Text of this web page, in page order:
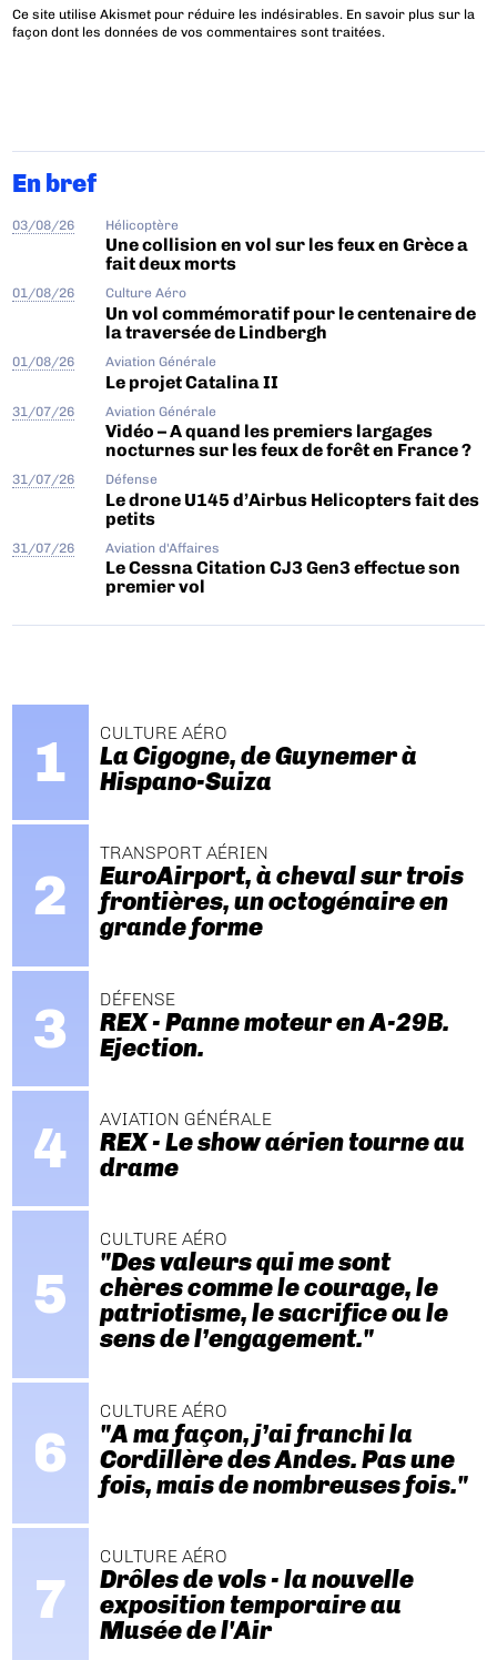
Ce site utilise Akismet pour réduire les indésirables. En savoir plus sur la
façon dont les données de vos commentaires sont traitées.
En bref
03/08/26 Hélicoptère
Une collision en vol sur les feux en Grèce a
fait deux morts
01/08/26 Culture Aéro
Un vol commémoratif pour le centenaire de
la traversée de Lindbergh
01/08/26 Aviation Générale
Le projet Catalina II
31/07/26 Aviation Générale
Vidéo – A quand les premiers largages
nocturnes sur les feux de forêt en France ?
31/07/26 Défense
Le drone U145 d’Airbus Helicopters fait des
petits
31/07/26 Aviation d'Affaires
Le Cessna Citation CJ3 Gen3 effectue son
premier vol
CULTURE AÉRO
La Cigogne, de Guynemer à
Hispano-Suiza
TRANSPORT AÉRIEN
EuroAirport, à cheval sur trois
frontières, un octogénaire en
grande forme
DÉFENSE
REX - Panne moteur en A-29B.
Ejection.
AVIATION GÉNÉRALE
REX - Le show aérien tourne au
drame
CULTURE AÉRO
"Des valeurs qui me sont
chères comme le courage, le
patriotisme, le sacrifice ou le
sens de l’engagement."
CULTURE AÉRO
"A ma façon, j’ai franchi la
Cordillère des Andes. Pas une
fois, mais de nombreuses fois."
CULTURE AÉRO
Drôles de vols - la nouvelle
exposition temporaire au
Musée de l'Air